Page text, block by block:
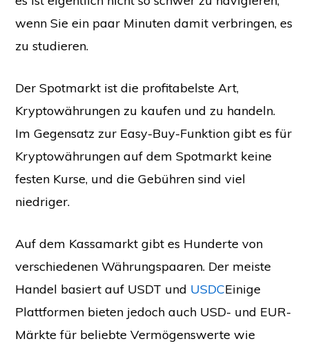
wenn Sie ein paar Minuten damit verbringen, es
zu studieren.
Der Spotmarkt ist die profitabelste Art,
Kryptowährungen zu kaufen und zu handeln.
Im Gegensatz zur Easy-Buy-Funktion gibt es für
Kryptowährungen auf dem Spotmarkt keine
festen Kurse, und die Gebühren sind viel
niedriger.
Auf dem Kassamarkt gibt es Hunderte von
verschiedenen Währungspaaren. Der meiste
Handel basiert auf USDT und USDCEinige
Plattformen bieten jedoch auch USD- und EUR-
Märkte für beliebte Vermögenswerte wie